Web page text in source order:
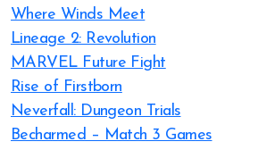
Where Winds Meet
Lineage 2: Revolution
MARVEL Future Fight
Rise of Firstborn
Neverfall: Dungeon Trials
Becharmed – Match 3 Games